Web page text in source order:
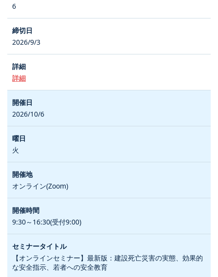
6
2026/9/3
詳細
2026/10/6
火
オンライン(Zoom)
9:30～16:30(受付9:00)
【オンラインセミナー】最新版：建設死亡災害の実態、効果的
な安全指示、若者への安全教育